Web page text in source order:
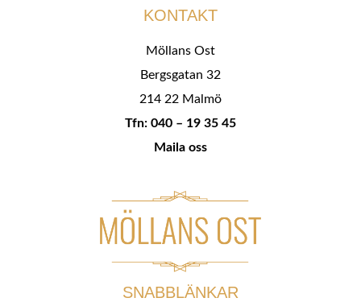
KONTAKT
Möllans Ost
Bergsgatan 32
214 22 Malmö
Tfn: 040 – 19 35 45
Maila oss
SNABBLÄNKAR